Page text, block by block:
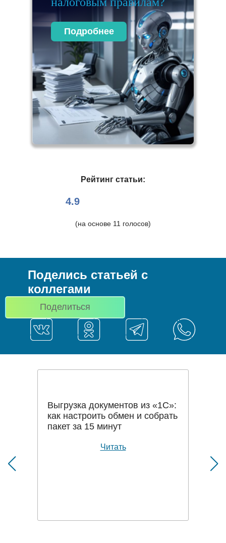
Подробнее
Рейтинг статьи:
4.9
(на основе 11 голосов)
Поделись статьей с
коллегами
Поделиться
Выгрузка документов из «1С»:
как настроить обмен и собрать
пакет за 15 минут
Читать